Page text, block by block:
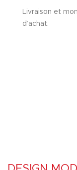
Livraison et
d’achat.